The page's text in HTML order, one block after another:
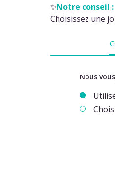
✨Notre conseil :
Choisissez une
Nous